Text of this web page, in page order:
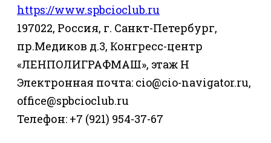
https://www.spbcioclub.ru
197022, Россия, г. Санкт-Петербург,
пр.Медиков д.3, Конгресс-центр
«ЛЕНПОЛИГРАФМАШ», этаж Н
Электронная почта: cio@cio-navigator.ru,
office@spbcioclub.ru
Телефон: +7 (921) 954-37-67